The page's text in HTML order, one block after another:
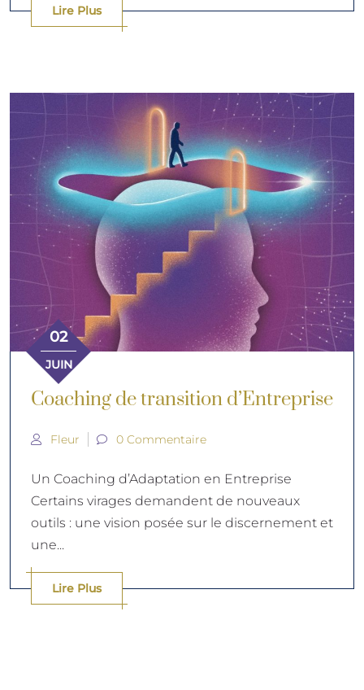
Lire Plus
02
JUIN
Coaching de transition d’Entreprise
Fleur 0 Commentaire
Un Coaching d’Adaptation en Entreprise
Certains virages demandent de nouveaux
outils : une vision posée sur le discernement et
une...
Lire Plus